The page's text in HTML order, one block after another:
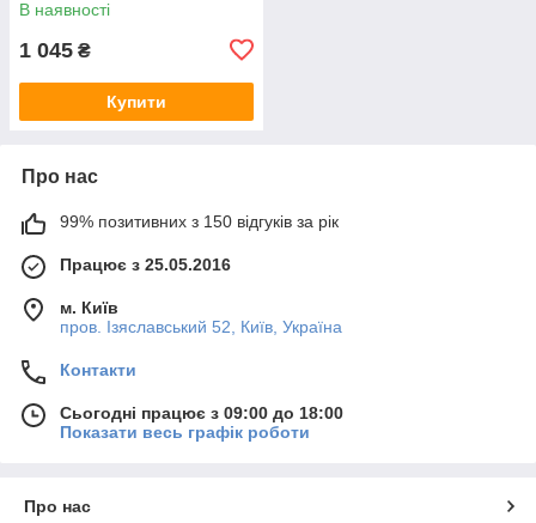
В наявності
1 045 ₴
Купити
Про нас
99% позитивних з 150 відгуків за рік
Працює з 25.05.2016
м. Київ
пров. Ізяславський 52, Київ, Україна
Контакти
Сьогодні працює з 09:00 до 18:00
Показати весь графік роботи
Про нас